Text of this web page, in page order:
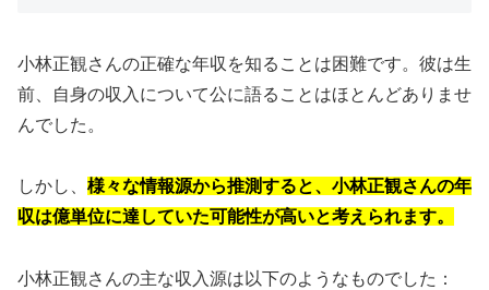
小林正観さんの正確な年収を知ることは困難です。彼は生
前、自身の収入について公に語ることはほとんどありませ
んでした。
しかし、 様々な情報源から推測すると、小林正観さんの年
収は億単位に達していた可能性が高いと考えられます。
小林正観さんの主な収入源は以下のようなものでした：